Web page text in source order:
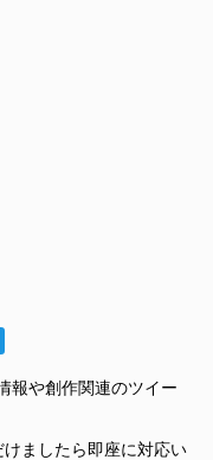
報や創作関連のツイー
ましたら即座に対応い